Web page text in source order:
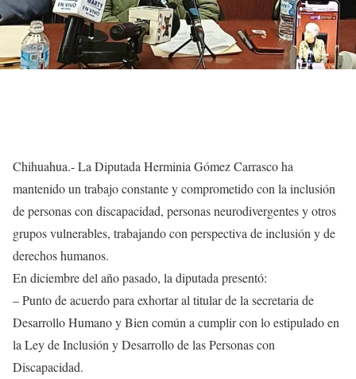
Chihuahua.- La Diputada Herminia Gómez Carrasco ha
mantenido un trabajo constante y comprometido con la inclusión
de personas con discapacidad, personas neurodivergentes y otros
grupos vulnerables, trabajando con perspectiva de inclusión y de
derechos humanos.
En diciembre del año pasado, la diputada presentó:
– Punto de acuerdo para exhortar al titular de la secretaria de
Desarrollo Humano y Bien común a cumplir con lo estipulado en
la Ley de Inclusión y Desarrollo de las Personas con
Discapacidad.